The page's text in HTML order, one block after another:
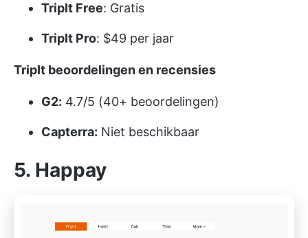
TripIt Free: Gratis
TripIt Pro: $49 per jaar
TripIt beoordelingen en recensies
G2: 4.7/5 (40+ beoordelingen)
Capterra: Niet beschikbaar
5. Happay